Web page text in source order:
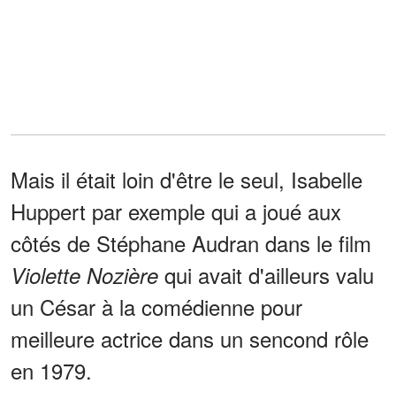
Mais il était loin d'être le seul, Isabelle
Huppert par exemple qui a joué aux
côtés de Stéphane Audran dans le film
Violette Nozière qui avait d'ailleurs valu
un César à la comédienne pour
meilleure actrice dans un sencond rôle
en 1979.